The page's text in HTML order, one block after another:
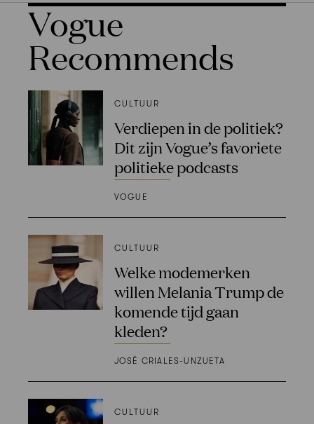
Vogue
Recommends
CULTUUR
Verdiepen in de politiek?
Dit zijn Vogue’s favoriete
politieke podcasts
VOGUE
CULTUUR
Welke modemerken
willen Melania Trump de
komende tijd gaan
kleden?
JOSÉ CRIALES-UNZUETA
CULTUUR